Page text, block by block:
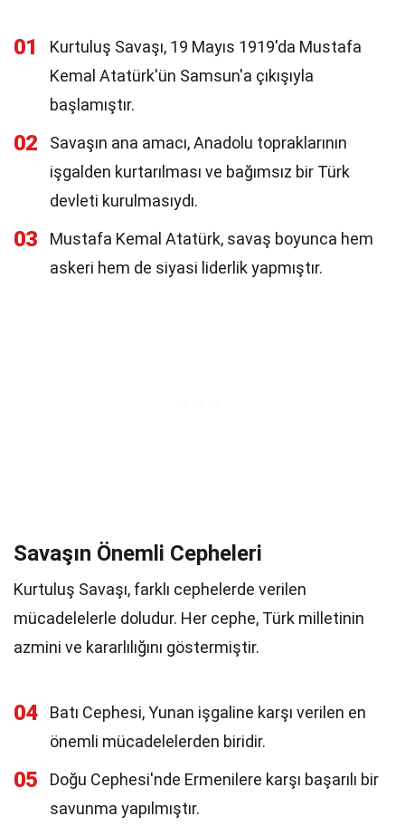
01
Kurtuluş Savaşı, 19 Mayıs 1919'da Mustafa
Kemal Atatürk'ün Samsun'a çıkışıyla
başlamıştır.
02
Savaşın ana amacı, Anadolu topraklarının
işgalden kurtarılması ve bağımsız bir Türk
devleti kurulmasıydı.
03
Mustafa Kemal Atatürk, savaş boyunca hem
askeri hem de siyasi liderlik yapmıştır.
Savaşın Önemli Cepheleri
Kurtuluş Savaşı, farklı cephelerde verilen
mücadelelerle doludur. Her cephe, Türk milletinin
azmini ve kararlılığını göstermiştir.
04
Batı Cephesi, Yunan işgaline karşı verilen en
önemli mücadelelerden biridir.
05
Doğu Cephesi'nde Ermenilere karşı başarılı bir
savunma yapılmıştır.